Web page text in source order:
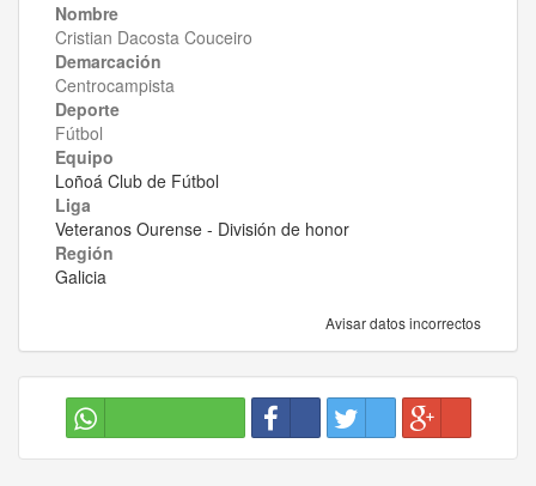
Nombre
Cristian Dacosta Couceiro
Demarcación
Centrocampista
Deporte
Fútbol
Equipo
Loñoá Club de Fútbol
Liga
Veteranos Ourense - División de honor
Región
Galicia
Avisar datos incorrectos